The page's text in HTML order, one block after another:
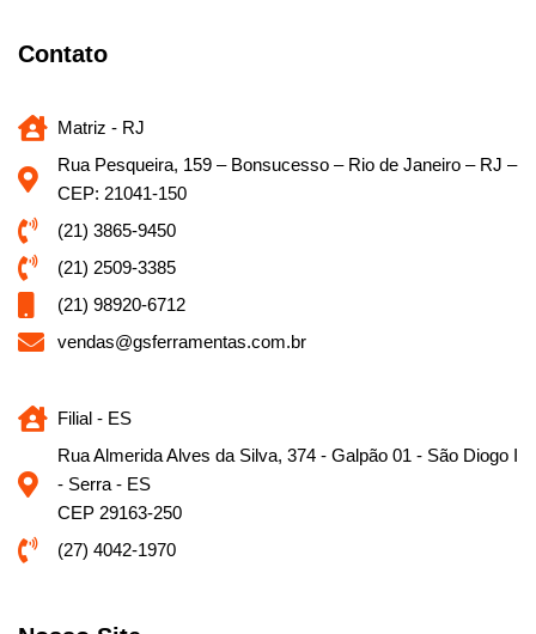
Contato
Matriz - RJ
Rua Pesqueira, 159 – Bonsucesso – Rio de Janeiro – RJ –
CEP: 21041-150
(21) 3865-9450
(21) 2509-3385
(21) 98920-6712
vendas@gsferramentas.com.br
Filial - ES
Rua Almerida Alves da Silva, 374 - Galpão 01 - São Diogo I
- Serra - ES
CEP 29163-250
(27) 4042-1970